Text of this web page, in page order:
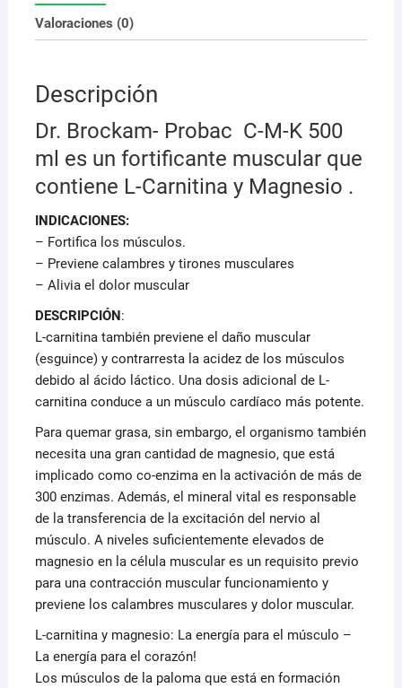
Valoraciones (0)
Descripción
Dr. Brockam- Probac C-M-K 500
ml es un fortificante muscular que
contiene L-Carnitina y Magnesio .
INDICACIONES:
– Fortifica los músculos.
– Previene calambres y tirones musculares
– Alivia el dolor muscular
DESCRIPCIÓN :
L-carnitina también previene el daño muscular
(esguince) y contrarresta la acidez de los músculos
debido al ácido láctico. Una dosis adicional de L-
carnitina conduce a un músculo cardíaco más potente.
Para quemar grasa, sin embargo, el organismo también
necesita una gran cantidad de magnesio, que está
implicado como co-enzima en la activación de más de
300 enzimas. Además, el mineral vital es responsable
de la transferencia de la excitación del nervio al
músculo. A niveles suficientemente elevados de
magnesio en la célula muscular es un requisito previo
para una contracción muscular funcionamiento y
previene los calambres musculares y dolor muscular.
L-carnitina y magnesio: La energía para el músculo –
La energía para el corazón!
Los músculos de la paloma que está en formación